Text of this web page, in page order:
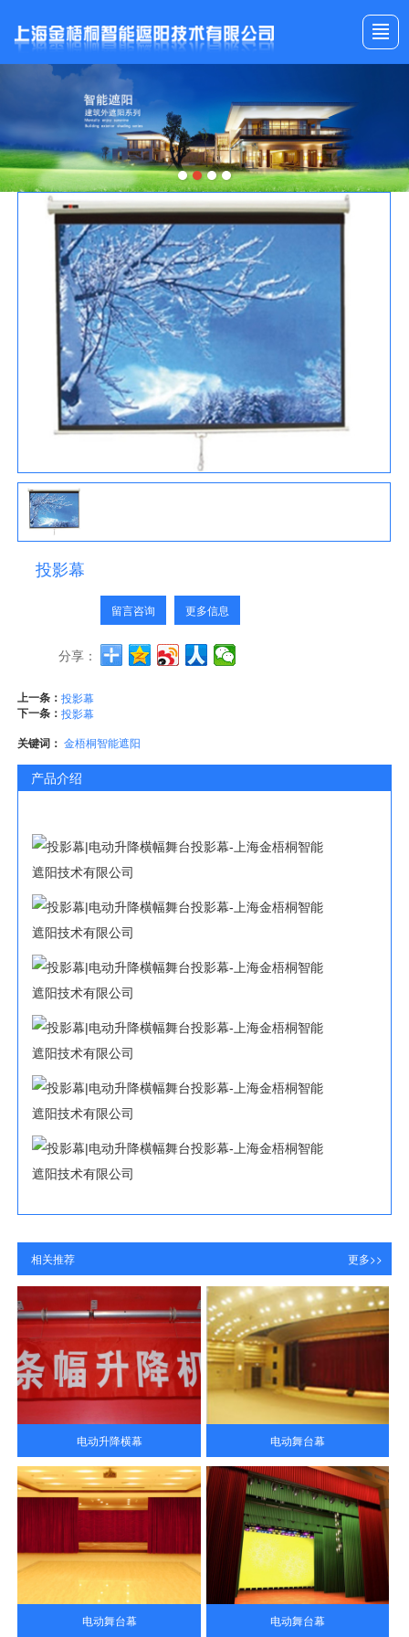
公司介绍
投影幕
留言咨询 更多信息
分享：
上一条：投影幕
下一条：投影幕
关键词：金梧桐智能遮阳
产品介绍
相关推荐 更多>>
电动升降横幕 电动舞台幕
电动舞台幕 电动舞台幕